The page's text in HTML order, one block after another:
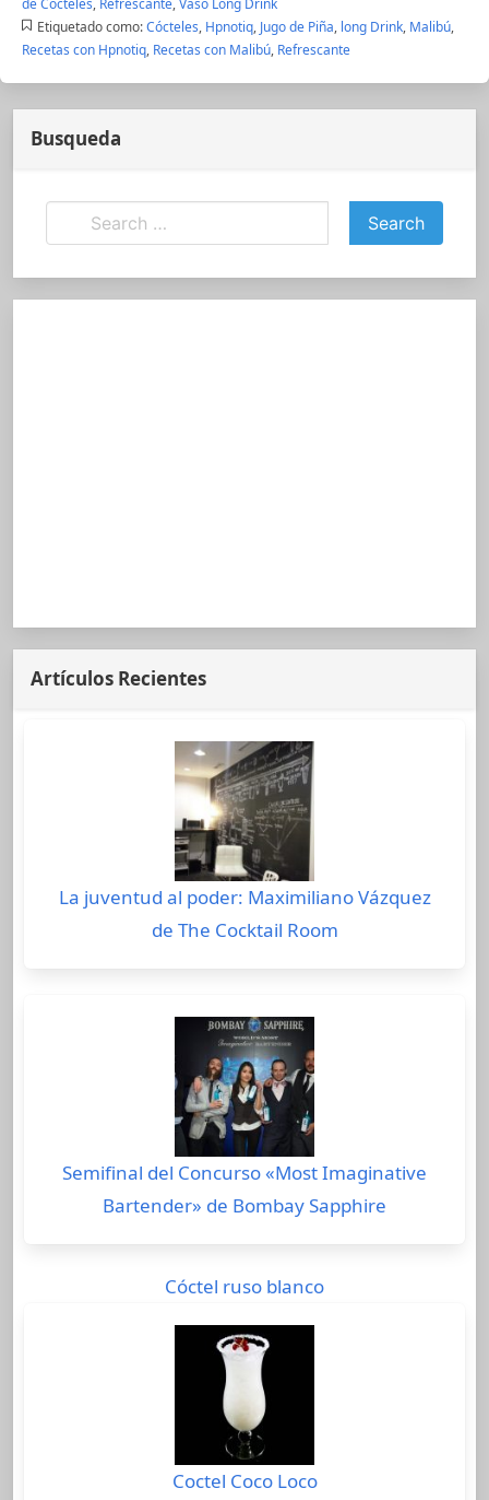
de Cócteles, Refrescante,Vaso Long Drink
Etiquetado como: Cócteles, Hpnotiq, Jugo de Piña, long Drink, Malibú,
Recetas con Hpnotiq, Recetas con Malibú, Refrescante
Busqueda
Artículos Recientes
La juventud al poder: Maximiliano Vázquez
de The Cocktail Room
Semifinal del Concurso «Most Imaginative
Bartender» de Bombay Sapphire
Cóctel ruso blanco
Coctel Coco Loco